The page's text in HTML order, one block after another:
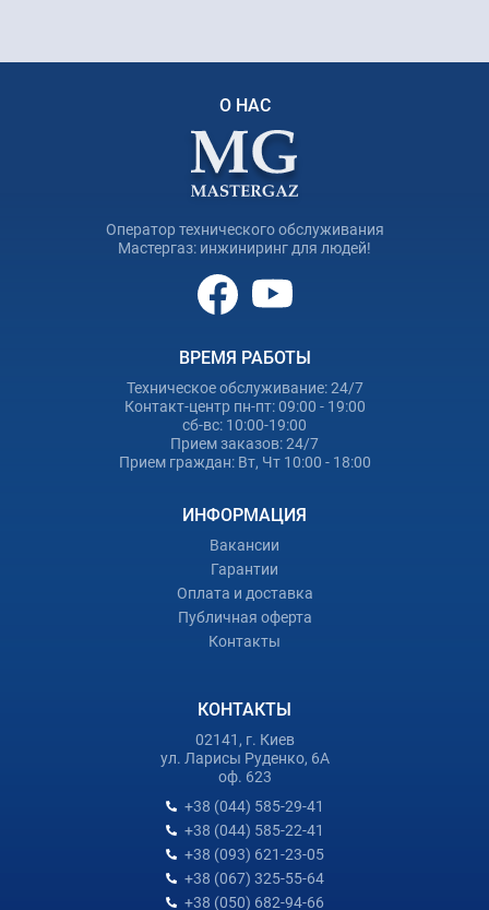
О НАС
Оператор технического обслуживания
Мастергаз: инжиниринг для людей!
ВРЕМЯ РАБОТЫ
Техническое обслуживание: 24/7
Контакт-центр пн-пт: 09:00 - 19:00
сб-вс: 10:00-19:00
Прием заказов: 24/7
Прием граждан: Вт, Чт 10:00 - 18:00
ИНФОРМАЦИЯ
Вакансии
Гарантии
Оплата и доставка
Публичная оферта
Контакты
КОНТАКТЫ
02141, г. Киев
ул. Ларисы Руденко, 6А
оф. 623
+38 (044) 585-29-41
+38 (044) 585-22-41
+38 (093) 621-23-05
+38 (067) 325-55-64
+38 (050) 682-94-66